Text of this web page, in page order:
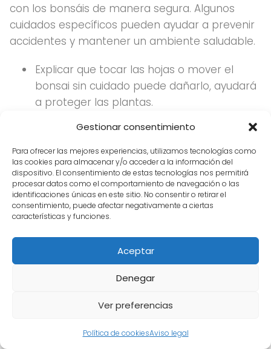
Gestionar consentimiento
Para ofrecer las mejores experiencias, utilizamos tecnologías como
las cookies para almacenar y/o acceder a la información del
dispositivo. El consentimiento de estas tecnologías nos permitirá
procesar datos como el comportamiento de navegación o las
identificaciones únicas en este sitio. No consentir o retirar el
consentimiento, puede afectar negativamente a ciertas
características y funciones.
Aceptar
Denegar
Ver preferencias
Política de cookiesAviso legal
con los bonsáis de manera segura. Algunos
cuidados específicos pueden ayudar a prevenir
accidentes y mantener un ambiente saludable.
Explicar que tocar las hojas o mover el
bonsai sin cuidado puede dañarlo, ayudará
a proteger las plantas.
Instalar un área designada donde los niños
puede ser una medida útil.
Preguntas frecuentes sobre
bonsais y niños
A continuación se abordan algunas de las dudas
más comunes sobre la interacción entre
bonsais y niños, así como sus cuidados y
¿Qué bonsais deben evitarse si hay niños en